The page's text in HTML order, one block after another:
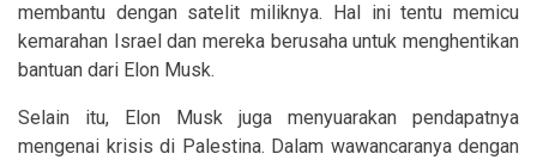
membantu dengan satelit miliknya. Hal ini tentu memicu
kemarahan Israel dan mereka berusaha untuk menghentikan
bantuan dari Elon Musk.
Selain itu, Elon Musk juga menyuarakan pendapatnya
mengenai krisis di Palestina. Dalam wawancaranya dengan